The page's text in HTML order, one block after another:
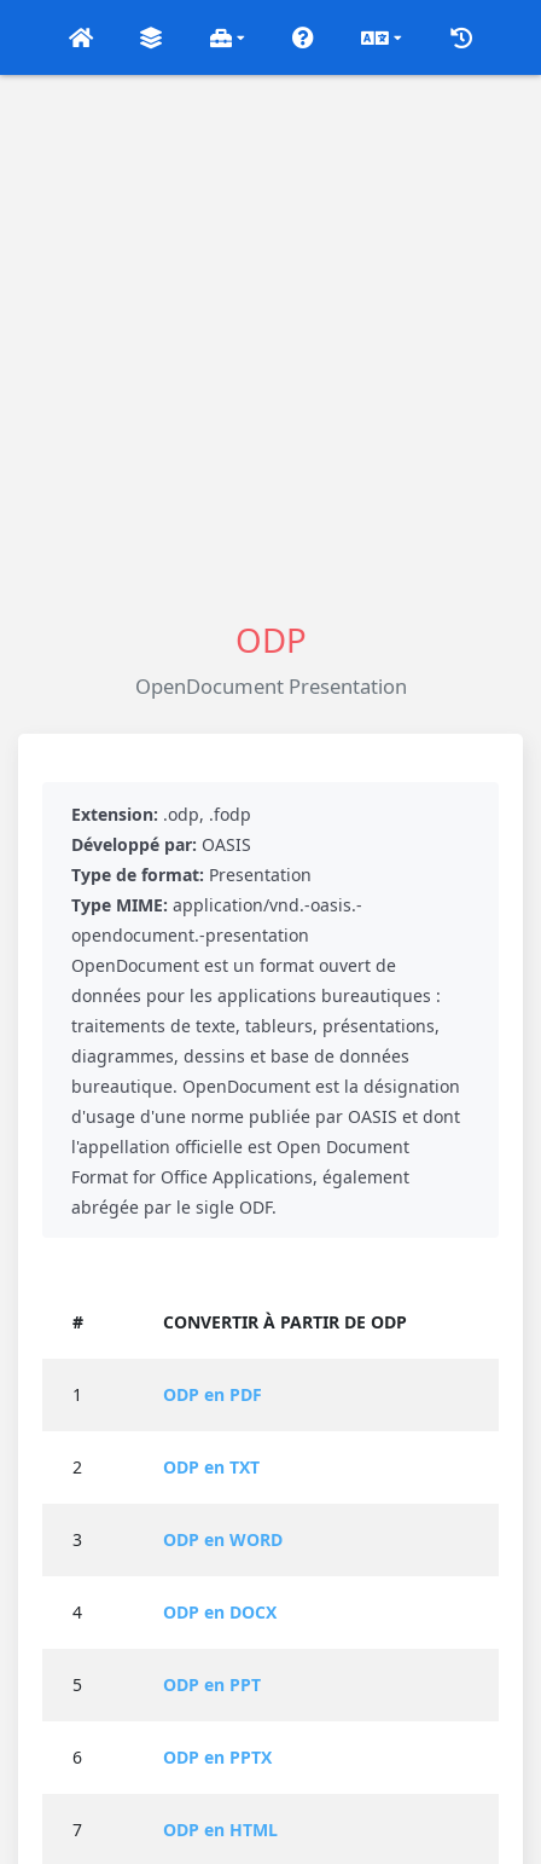
ODP
OpenDocument Presentation
Extension: .odp, .fodp
Développé par: OASIS
Type de format: Presentation
Type MIME: application/vnd.-oasis.-
opendocument.-presentation
OpenDocument est un format ouvert de
données pour les applications bureautiques :
traitements de texte, tableurs, présentations,
diagrammes, dessins et base de données
bureautique. OpenDocument est la désignation
d'usage d'une norme publiée par OASIS et dont
l'appellation officielle est Open Document
Format for Office Applications, également
abrégée par le sigle ODF.
# CONVERTIR À PARTIR DE ODP
1 ODP en PDF
2 ODP en TXT
3 ODP en WORD
4 ODP en DOCX
5 ODP en PPT
6 ODP en PPTX
7 ODP en HTML